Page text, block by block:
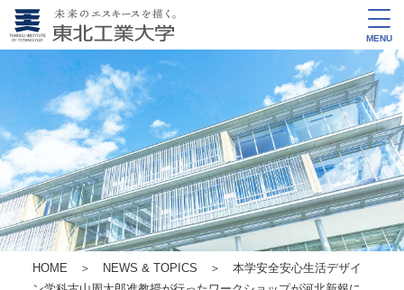
MENU
HOME ＞ NEWS & TOPICS ＞ 本学安全安心生活デザイ